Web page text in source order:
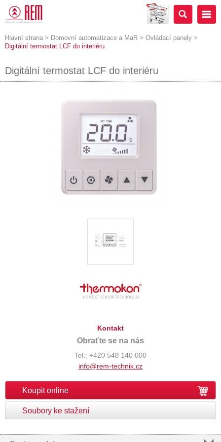
Hlavní strana > Domovní automatizace a MaR > Ovládací panely >
Digitální termostat LCF do interiéru
Digitální termostat LCF do interiéru
Kontakt
Obraťte se na nás
Tel.: +420 548 140 000
info@rem-technik.cz
Koupit online
Soubory ke stažení